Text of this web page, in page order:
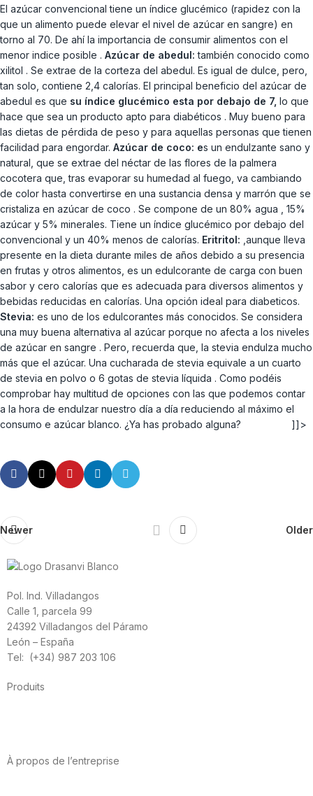
El azúcar convencional tiene un índice glucémico (rapidez con la
que un alimento puede elevar el nivel de azúcar en sangre) en
torno al 70. De ahí la importancia de consumir alimentos con el
menor indice posible . Azúcar de abedul:también conocido como
xilitol . Se extrae de la corteza del abedul. Es igual de dulce, pero,
tan solo, contiene 2,4 calorías. El principal beneficio del azúcar de
abedul es que su índice glucémico esta por debajo de 7, lo que
hace que sea un producto apto para diabéticos . Muy bueno para
las dietas de pérdida de peso y para aquellas personas que tienen
facilidad para engordar. Azúcar de coco: es un endulzante sano y
natural, que se extrae del néctar de las flores de la palmera
cocotera que, tras evaporar su humedad al fuego, va cambiando
de color hasta convertirse en una sustancia densa y marrón que se
cristaliza en azúcar de coco . Se compone de un 80% agua , 15%
azúcar y 5% minerales. Tiene un índice glucémico por debajo del
convencional y un 40% menos de calorías. Eritritol: ,aunque lleva
presente en la dieta durante miles de años debido a su presencia
en frutas y otros alimentos, es un edulcorante de carga con buen
sabor y cero calorías que es adecuada para diversos alimentos y
bebidas reducidas en calorías. Una opción ideal para diabeticos.
Stevia: es uno de los edulcorantes más conocidos. Se considera
una muy buena alternativa al azúcar porque no afecta a los niveles
de azúcar en sangre . Pero, recuerda que, la stevia endulza mucho
más que el azúcar. Una cucharada de stevia equivale a un cuarto
de stevia en polvo o 6 gotas de stevia líquida . Como podéis
comprobar hay multitud de opciones con las que podemos contar
a la hora de endulzar nuestro día a día reduciendo al máximo el
consumo e azúcar blanco. ¿Ya has probado alguna? ]]>
Newer Older
Pol. Ind. Villadangos
Calle 1, parcela 99
24392 Villadangos del Páramo
León – España
Tel: (+34) 987 203 106
Produits
À propos de l’entreprise